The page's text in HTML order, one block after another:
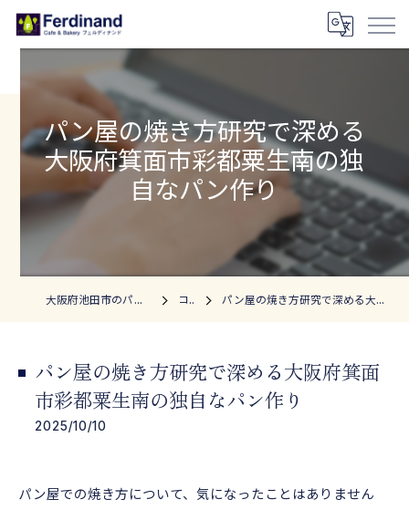
パン屋の焼き方研究で深める
大阪府箕面市彩都粟生南の独
自なパン作り
大阪府池田市のパン屋ならフェルディナンド コラム パン屋の焼き方研究で深める大阪府箕面市彩都粟生南の独自なパン作り
パン屋の焼き方研究で深める大阪府箕面
市彩都粟生南の独自なパン作り
2025/10/10
パン屋での焼き方について、気になったことはありません